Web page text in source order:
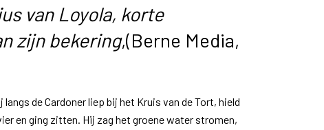
van Loyola, korte
zijn bekering,(Berne Media,
de Cardoner liep bij het Kruis van de Tort, hield
en ging zitten. Hij zag het groene water stromen,